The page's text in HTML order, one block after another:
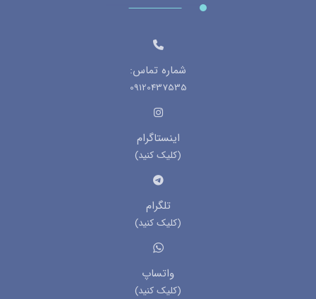
شماره تماس:
09120437535
اینستاگرام
(کلیک کنید)
تلگرام
(کلیک کنید)
واتساپ
(کلیک کنید)